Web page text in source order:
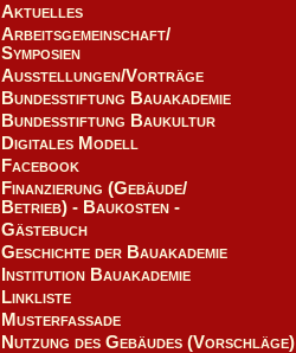
Aktuelles
Arbeitsgemeinschaft/
Symposien
Ausstellungen/Vorträge
Bundesstiftung Bauakademie
Bundesstiftung Baukultur
Digitales Modell
Facebook
Finanzierung (Gebäude/
Betrieb) - Baukosten -
Gästebuch
Geschichte der Bauakademie
Institution Bauakademie
Linkliste
Musterfassade
Nutzung des Gebäudes (Vorschläge)